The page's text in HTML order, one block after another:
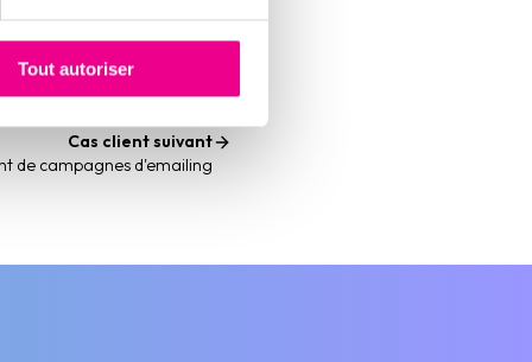
Tout autoriser
Cas client suivant
de campagnes d'emailing